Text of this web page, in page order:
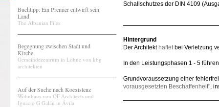
Buchtipp: Ein Premier entwirft sein
Land
The Albanian Files
Begegnung zwischen Stadt und
Kirche
Gemeindezentrum in Lohne von kbg
architekten
Auf der Suche nach Koexistenz
Wohnhaus von OF Architects und
Ignacio G Galán in Ávila
Schallschutzes der DIN 4109
Hintergrund
Der Architekt haftetbei Verletzung
In den Leistungsphasen 1 - 5
Grundvoraussetzung einer
vorausgesetzten Beschaffenheit",